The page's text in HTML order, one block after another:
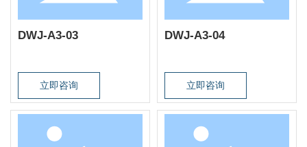
DWJ-A3-03
立即咨询
DWJ-A3-04
立即咨询